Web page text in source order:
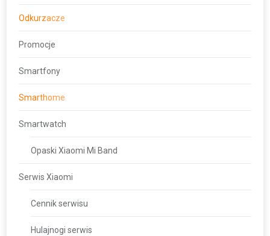
Odkurzacze
Promocje
Smartfony
Smarthome
Smartwatch
Opaski Xiaomi Mi Band
Serwis Xiaomi
Cennik serwisu
Hulajnogi serwis